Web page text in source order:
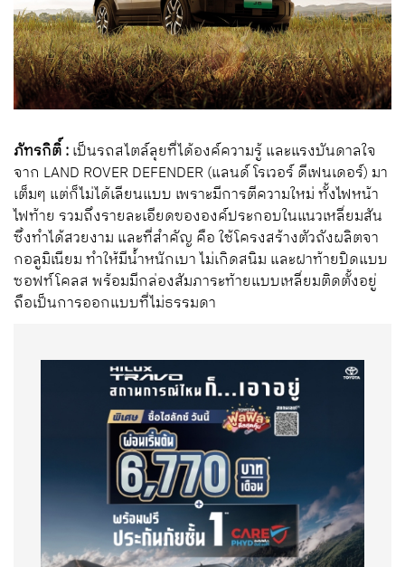
ภัทรกิติ์ :เป็นรถสไตล์ลุยที่ได้องค์ความรู้ และแรงบันดาลใจ
จาก LAND ROVER DEFENDER (แลนด์ โรเวอร์ ดีเฟนเดอร์) มา
เต็มๆ แต่ก็ไม่ได้เลียนแบบ เพราะมีการตีความใหม่ ทั้งไฟหน้า
ไฟท้าย รวมถึงรายละเอียดขององค์ประกอบในแนวเหลี่ยมสัน
ซึ่งทำได้สวยงาม และที่สำคัญ คือ ใช้โครงสร้างตัวถังผลิตจา
กอลูมิเนียม ทำให้มีน้ำหนักเบา ไม่เกิดสนิม และฝาท้ายปิดแบบ
ซอฟท์โคลส พร้อมมีกล่องสัมภาระท้ายแบบเหลี่ยมติดตั้งอยู่
ถือเป็นการออกแบบที่ไม่ธรรมดา